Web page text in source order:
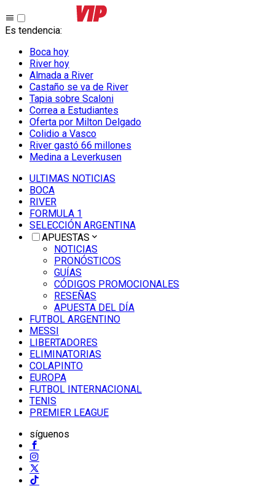
Es tendencia:
Boca hoy
River hoy
Almada a River
Castaño se va de River
Tapia sobre Scaloni
Correa a Estudiantes
Oferta por Milton Delgado
Colidio a Vasco
River gastó 66 millones
Medina a Leverkusen
ULTIMAS NOTICIAS
BOCA
RIVER
FORMULA 1
SELECCIÓN ARGENTINA
APUESTAS
NOTICIAS
PRONÓSTICOS
GUÍAS
CÓDIGOS PROMOCIONALES
RESEÑAS
APUESTA DEL DÍA
FUTBOL ARGENTINO
MESSI
LIBERTADORES
ELIMINATORIAS
COLAPINTO
EUROPA
FUTBOL INTERNACIONAL
TENIS
PREMIER LEAGUE
síguenos